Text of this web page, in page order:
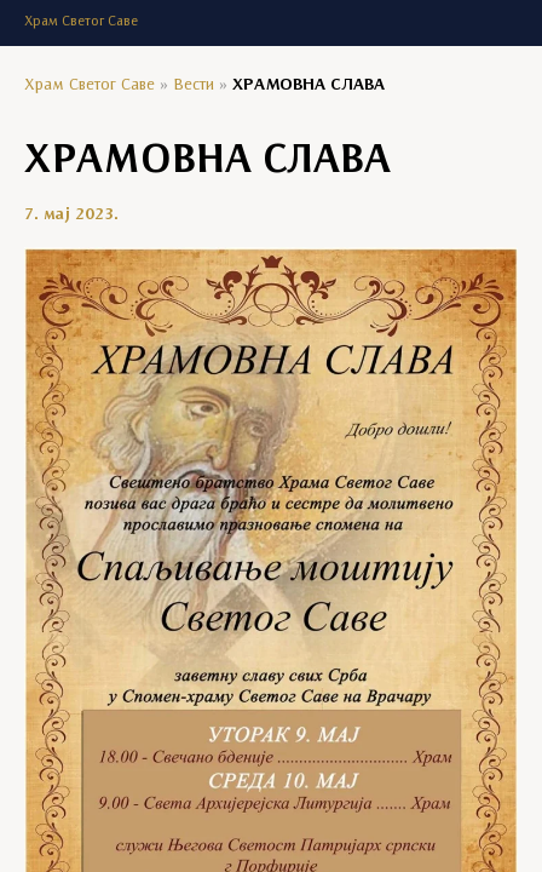
Храм Светог Саве
Храм Светог Саве » Вести » ХРАМОВНА СЛАВА
ХРАМОВНА СЛАВА
7. мај 2023.